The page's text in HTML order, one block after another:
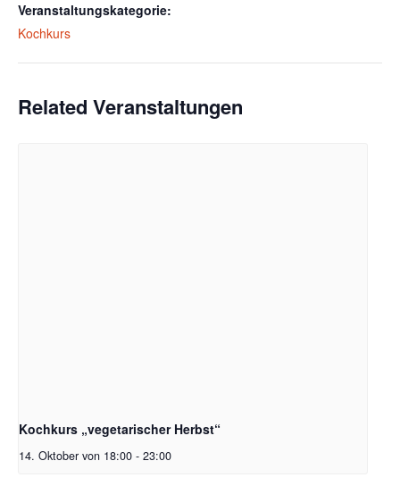
Veranstaltungskategorie:
Kochkurs
Related Veranstaltungen
Kochkurs „vegetarischer Herbst“
14. Oktober von 18:00 - 23:00